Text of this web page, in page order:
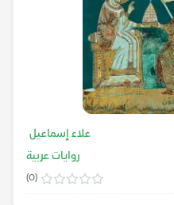
علاء إسماعيل
روايات عربية
(0)